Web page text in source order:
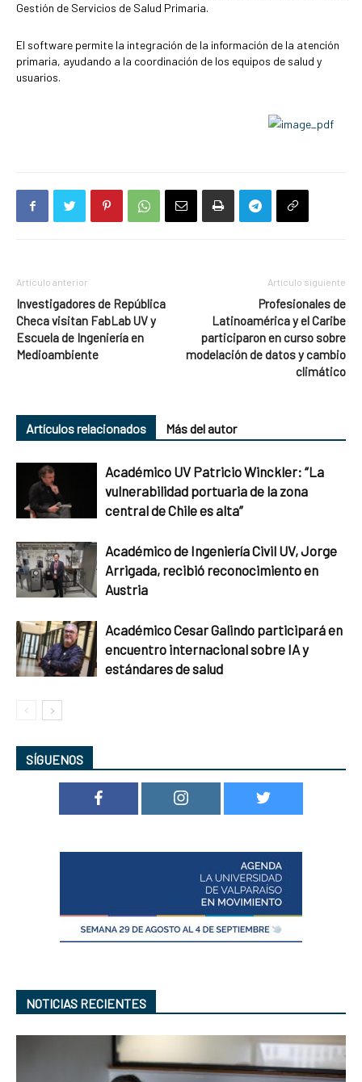
Gestión de Servicios de Salud Primaria.
El software permite la integración de la información de la atención
primaria, ayudando a la coordinación de los equipos de salud y
usuarios.
Artículo anterior
Investigadores de República
Checa visitan FabLab UV y
Escuela de Ingeniería en
Medioambiente
Artículo siguiente
Profesionales de
Latinoamérica y el Caribe
participaron en curso sobre
modelación de datos y cambio
climático
Artículos relacionados Más del autor
Académico UV Patricio Winckler: “La
vulnerabilidad portuaria de la zona
central de Chile es alta”
Académico de Ingeniería Civil UV, Jorge
Arrigada, recibió reconocimiento en
Austria
Académico Cesar Galindo participará en
encuentro internacional sobre IA y
estándares de salud
SÍGUENOS
NOTICIAS RECIENTES